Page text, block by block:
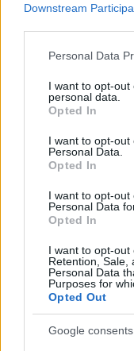
Downstream
Please note that this
not limited to your
grant or deny
use your data for
consent section.
Personal Data
I want to opt-
personal data.
Opted In
I want to opt-out
Personal Data.
Opted In
I want to opt-
Personal Data
Opted In
I want to opt-out
Retention, Sale,
Personal Data
Purposes for
Opted Out
Google consents
Adja meg
meg e-mail címét:
Megismertem és
Nem szeretne lemaradni
legfrissebb
postaládájába érkezik!
A SZOL24
A Tisza kormány
a közoktatásban –
munkáltatói jogaikat
Sok volt az
kapott, más